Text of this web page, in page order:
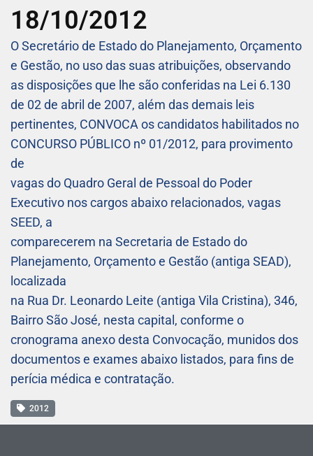
18/10/2012
O Secretário de Estado do Planejamento, Orçamento
e Gestão, no uso das suas atribuições, observando
as disposições que lhe são conferidas na Lei 6.130
de 02 de abril de 2007, além das demais leis
pertinentes, CONVOCA os candidatos habilitados no
CONCURSO PÚBLICO nº 01/2012, para provimento
de
vagas do Quadro Geral de Pessoal do Poder
Executivo nos cargos abaixo relacionados, vagas
SEED, a
comparecerem na Secretaria de Estado do
Planejamento, Orçamento e Gestão (antiga SEAD),
localizada
na Rua Dr. Leonardo Leite (antiga Vila Cristina), 346,
Bairro São José, nesta capital, conforme o
cronograma anexo desta Convocação, munidos dos
documentos e exames abaixo listados, para fins de
perícia médica e contratação.
2012